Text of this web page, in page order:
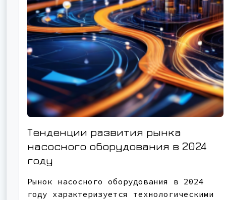
Тенденции развития рынка
насосного оборудования в 2024
году
Рынок насосного оборудования в 2024
году характеризуется технологическими